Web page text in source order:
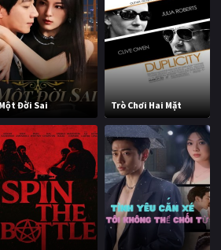
Một Đời Sai Trò Chơi Hai Mặt